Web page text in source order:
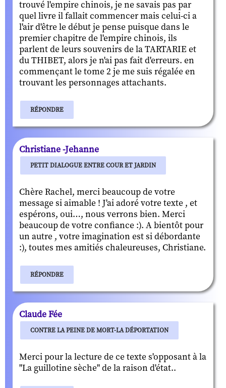
trouvé l'empire chinois, je ne savais pas par
quel livre il fallait commencer mais celui-ci a
l'air d'être le début je pense puisque dans le
premier chapitre de l'empire chinois, ils
parlent de leurs souvenirs de la TARTARIE et
du THIBET, alors je n'ai pas fait d'erreurs. en
commençant le tome 2 je me suis régalée en
trouvant les personnages attachants.
RÉPONDRE
Christiane -Jehanne
PETIT DIALOGUE ENTRE COUR ET JARDIN
Chère Rachel, merci beaucoup de votre
message si aimable ! J'ai adoré votre texte , et
espérons, oui…, nous verrons bien. Merci
beaucoup de votre confiance :). A bientôt pour
un autre , votre imagination est si débordante
:), toutes mes amitiés chaleureuses, Christiane.
RÉPONDRE
Claude Fée
CONTRE LA PEINE DE MORT-LA DÉPORTATION
Merci pour la lecture de ce texte s'opposant à la
"La guillotine sèche" de la raison d'état..